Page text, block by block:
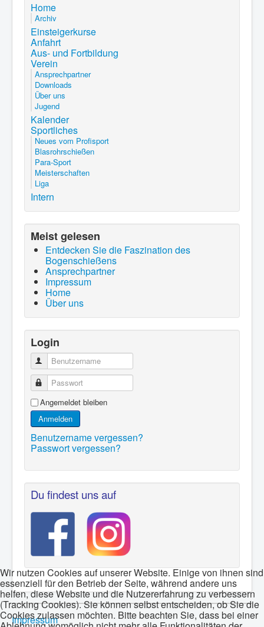
Home
Archiv
Einsteigerkurse
Anfahrt
Aus- und Fortbildung
Verein
Ansprechpartner
Downloads
Über uns
Jugend
Kalender
Sportliches
Neues vom Profisport
Blasrohrschießen
Para-Sport
Meisterschaften
Liga
Intern
Meist gelesen
Entdecken Sie die Faszination des
Bogenschießens
Ansprechpartner
Impressum
Home
Über uns
Login
Benutzername
Passwort
Angemeldet bleiben
Anmelden
Benutzername vergessen?
Passwort vergessen?
Du findest uns auf
Impressum
Wir nutzen Cookies auf unserer Website. Einige von ihnen sind
essenziell für den Betrieb der Seite, während andere uns
helfen, diese Website und die Nutzererfahrung zu verbessern
(Tracking Cookies). Sie können selbst entscheiden, ob Sie die
Cookies zulassen möchten. Bitte beachten Sie, dass bei einer